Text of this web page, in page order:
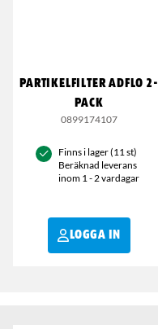
PARTIKELFILTER ADFLO 2-
PACK
0899174107
Finns i lager (11 st)
Beräknad leverans
inom 1 - 2 vardagar
LOGGA IN